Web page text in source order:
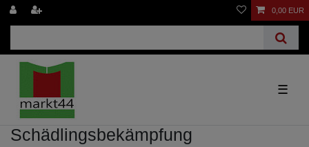
0,00 EUR
☰
Schädlingsbekämpfung